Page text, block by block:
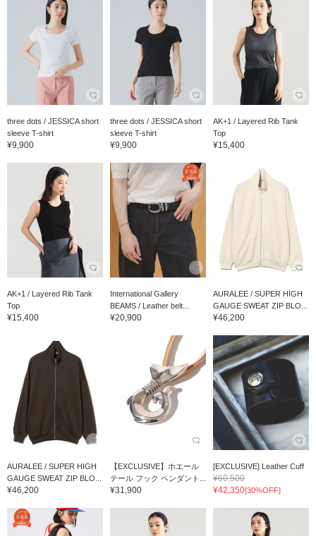
three dots / JESSICA short
sleeve T-shirt
¥9,900
three dots / JESSICA short
sleeve T-shirt
¥9,900
AK+1 / Layered Rib Tank
Top
¥15,400
AK+1 / Layered Rib Tank
Top
¥15,400
International Gallery
BEAMS / Leather belt...
¥20,900
AURALEE / SUPER HIGH
GAUGE SWEAT ZIP BLO...
¥46,200
AURALEE / SUPER HIGH
GAUGE SWEAT ZIP BLO...
¥46,200
【EXCLUSIVE】ホエール
テール フック ペンダント...
¥31,900
[EXCLUSIVE] Leather Cuff
¥60,500
¥42,350[30%OFF]